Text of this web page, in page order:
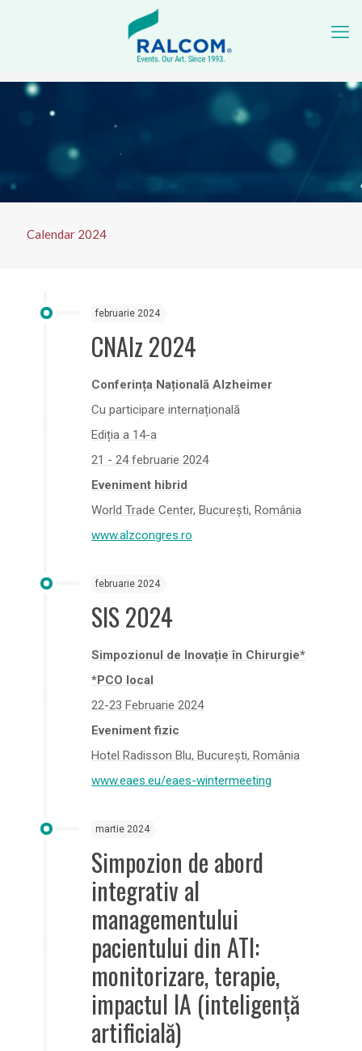
Calendar 2024
februarie 2024
CNAlz 2024
Conferința Națională Alzheimer
Cu participare internațională
Ediția a 14-a
21 - 24 februarie 2024
Eveniment hibrid
World Trade Center, București, România
www.alzcongres.ro
februarie 2024
SIS 2024
Simpozionul de Inovație în Chirurgie*
*PCO local
22-23 Februarie 2024
Eveniment fizic
Hotel Radisson Blu, București, România
www.eaes.eu/eaes-wintermeeting
martie 2024
Simpozion de abord
integrativ al
managementului
pacientului din ATI:
monitorizare, terapie,
impactul IA (inteligență
artificială)